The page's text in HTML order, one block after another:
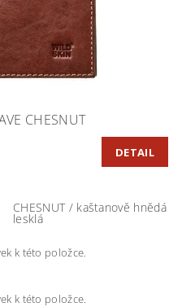
CHESNUT
DETAIL
CHESNUT / kaštanově hnědá
lesklá
k této položce.
k této položce.